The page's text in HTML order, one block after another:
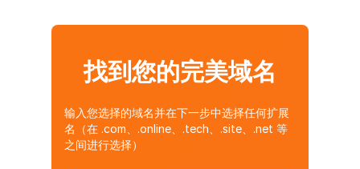
找到您的完美域名
输入您选择的域名并在下一步中选择任何扩展
名（在 .com、.online、.tech、.site、.net 等
之间进行选择）